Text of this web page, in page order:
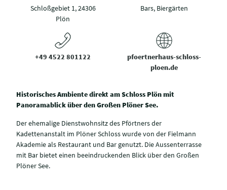
Schloßgebiet 1, 24306
Plön
Bars, Biergärten
+49 4522 801122
pfoertnerhaus-schloss-
ploen.de
Historisches Ambiente direkt am Schloss Plön mit
Panoramablick über den Großen Plöner See.
Der ehemalige Dienstwohnsitz des Pförtners der
Kadettenanstalt im Plöner Schloss wurde von der Fielmann
Akademie als Restaurant und Bar genutzt. Die Aussenterrasse
mit Bar bietet einen beeindruckenden Blick über den Großen
Plöner See.